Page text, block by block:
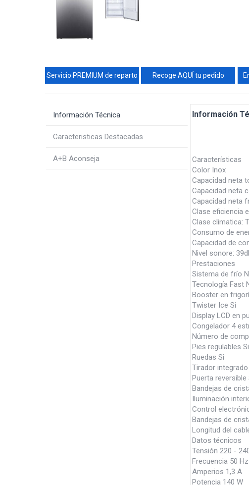
Servicio PREMIUM de reparto Recoge AQUÍ tu pedido
Información Técnica
Caracteristicas Destacadas
A+B Aconseja
Información
Características
Color Inox
Capacidad neta
Capacidad neta
Capacidad neta
Clase eficiencia
Clase climatica: T
Consumo de
Capacidad de
Nivel sonore:
Prestaciones
Sistema de frío
Tecnología Fast
Booster en
Twister Ice Si
Display LCD en
Congelador 4
Número de
Pies regulables Si
Ruedas Si
Tirador integrado
Puerta reversible
Bandejas de
Iluminación
Control
Bandejas de
Longitud del
Datos técnicos
Tensión 220 -
Frecuencia 50 Hz
Amperios 1,3 A
Potencia 140 W